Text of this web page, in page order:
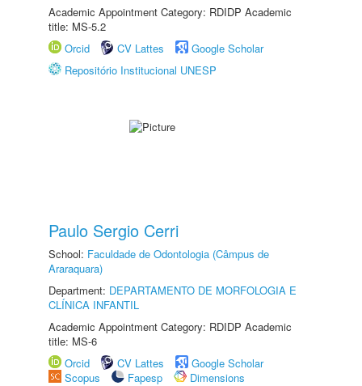
Academic Appointment Category: RDIDP Academic
title: MS-5.2
Orcid
CV Lattes
Google Scholar
Repositório Institucional UNESP
Paulo Sergio Cerri
School: Faculdade de Odontologia (Câmpus de
Araraquara)
Department: DEPARTAMENTO DE MORFOLOGIA E
CLÍNICA INFANTIL
Academic Appointment Category: RDIDP Academic
title: MS-6
Orcid
CV Lattes
Google Scholar
Scopus
Fapesp
Dimensions